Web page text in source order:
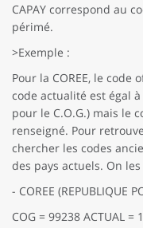
CAPAY correspond au
périmé.
>Exemple :
Pour la COREE, le code
code actualité est égal
pour le C.O.G.) mais le
renseigné. Pour
chercher les codes
des pays actuels. On
- COREE (REPUBLIQUE
COG = 99238 ACTUAL = 1